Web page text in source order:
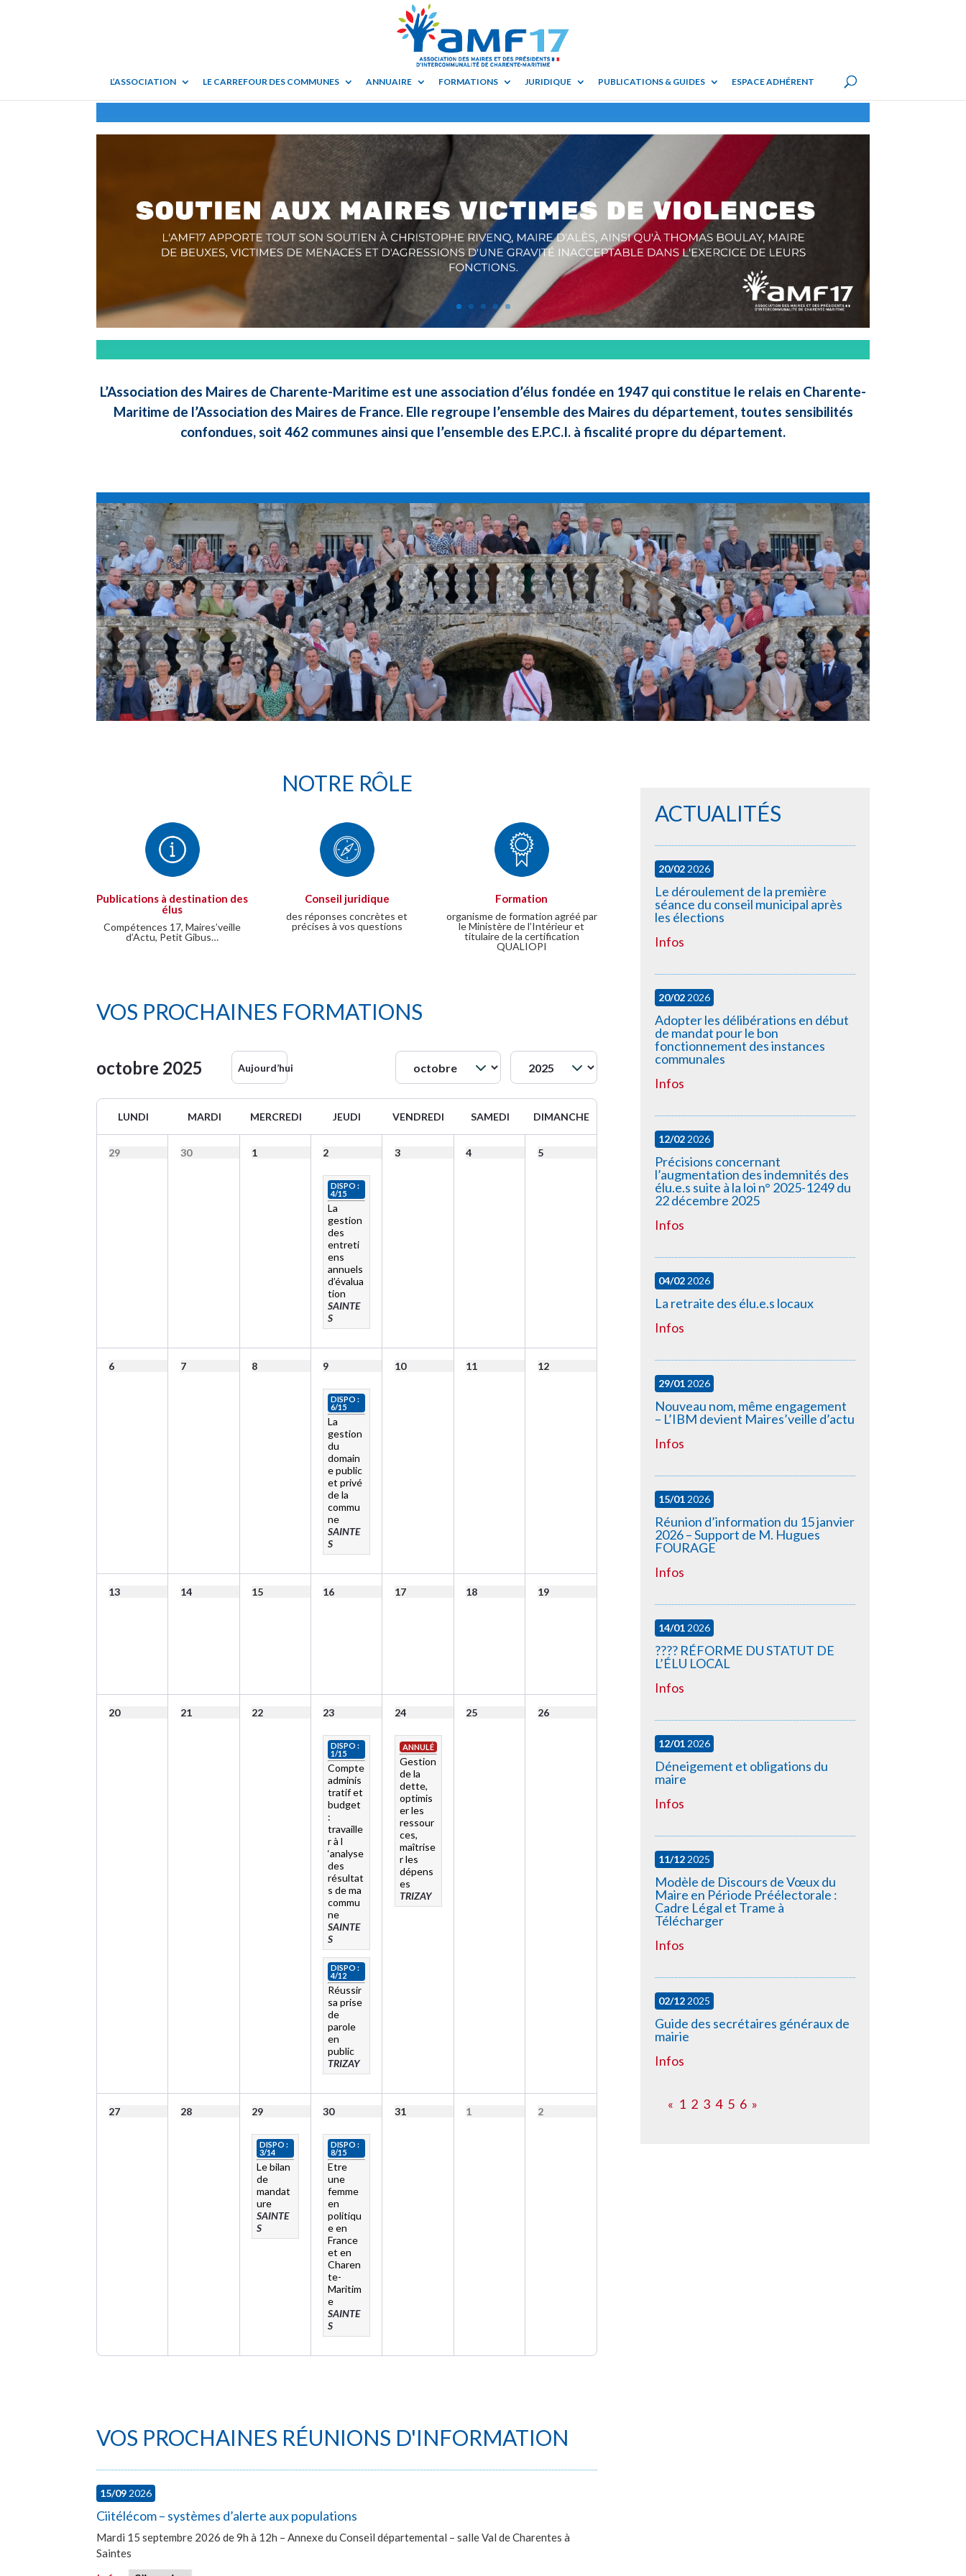
L’ASSOCIATION LE CARREFOUR DES COMMUNES ANNUAIRE FORMATIONS JURIDIQUE PUBLICATIONS & GUIDES ESPACE ADHÉRENT
L’Association des Maires de Charente-Maritime est une association d’élus fondée en 1947 qui constitue le relais en Charente-
Maritime de l’Association des Maires de France. Elle regroupe l’ensemble des Maires du département, toutes sensibilités
confondues, soit 462 communes ainsi que l’ensemble des E.P.C.I. à fiscalité propre du département.
NOTRE RÔLE
Publications à destination des
élus
Compétences 17, Maires’veille
d’Actu, Petit Gibus…
Conseil juridique
des réponses concrètes et
précises à vos questions
Formation
organisme de formation agréé par
le Ministère de l’Intérieur et
titulaire de la certification
QUALIOPI
VOS PROCHAINES FORMATIONS
octobre 2025 Aujourd’hui
LUNDI MARDI MERCREDI JEUDI VENDREDI SAMEDI DIMANCHE
29 30 1 2
DISPO :
4/15
La
gestion
des
entreti
ens
annuels
d’évalua
tion
SAINTE
S
3 4 5
6 7 8 9
DISPO :
6/15
La
gestion
du
domain
e public
et privé
de la
commu
ne
SAINTE
S
10 11 12
13 14 15 16 17 18 19
20 21 22 23
DISPO :
1/15
Compte
adminis
tratif et
budget
:
travaille
r à l
‘analyse
des
résultat
s de ma
commu
ne
SAINTE
S
DISPO :
4/12
Réussir
sa prise
de
parole
en
public
TRIZAY
24
ANNULÉ
Gestion
de la
dette,
optimis
er les
ressour
ces,
maîtrise
r les
dépens
es
TRIZAY
25 26
27 28 29
DISPO :
3/14
Le bilan
de
mandat
ure
SAINTE
S
30
DISPO :
8/15
Etre
une
femme
en
politiqu
e en
France
et en
Charen
te-
Maritim
e
SAINTE
S
31 1 2
VOS PROCHAINES RÉUNIONS D'INFORMATION
15/09 2026
Ciitélécom – systèmes d’alerte aux populations
Mardi 15 septembre 2026 de 9h à 12h – Annexe du Conseil départemental – salle Val de Charentes à
Saintes
ACTUALITÉS
20/022026
Le déroulement de la première
séance du conseil municipal après
les élections
Infos
20/022026
Adopter les délibérations en début
de mandat pour le bon
fonctionnement des instances
communales
Infos
12/022026
Précisions concernant
l’augmentation des indemnités des
élu.e.s suite à la loi n° 2025-1249 du
22 décembre 2025
Infos
04/022026
La retraite des élu.e.s locaux
Infos
29/012026
Nouveau nom, même engagement
– L’IBM devient Maires’veille d’actu
Infos
15/012026
Réunion d’information du 15 janvier
2026 – Support de M. Hugues
FOURAGE
Infos
14/012026
????️ RÉFORME DU STATUT DE
L’ÉLU LOCAL
Infos
12/012026
Déneigement et obligations du
maire
Infos
11/122025
Modèle de Discours de Vœux du
Maire en Période Préélectorale :
Cadre Légal et Trame à
Télécharger
Infos
02/122025
Guide des secrétaires généraux de
mairie
Infos
« 1 2 3 4 5 6 »